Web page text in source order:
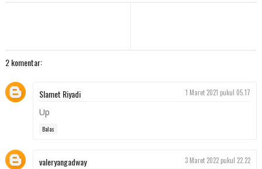
2 komentar:
Slamet Riyadi 1 Maret 2021 pukul 05.17
Up
Balas
valeryangadway 3 Maret 2022 pukul 22.22